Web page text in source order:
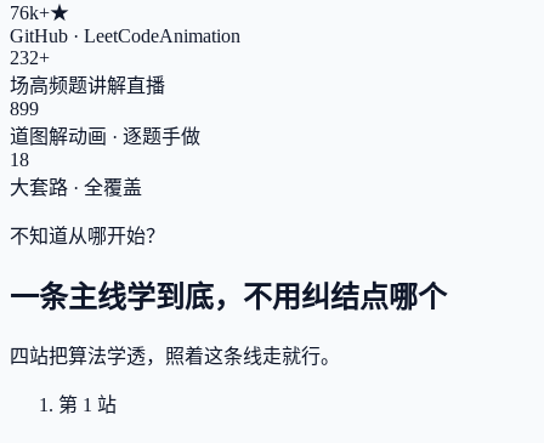
76k+★
GitHub · LeetCodeAnimation
232+
场高频题讲解直播
899
道图解动画 · 逐题手做
18
大套路 · 全覆盖
不知道从哪开始？
一条主线学到底，不用纠结点哪个
四站把算法学透，照着这条线走就行。
第 1 站